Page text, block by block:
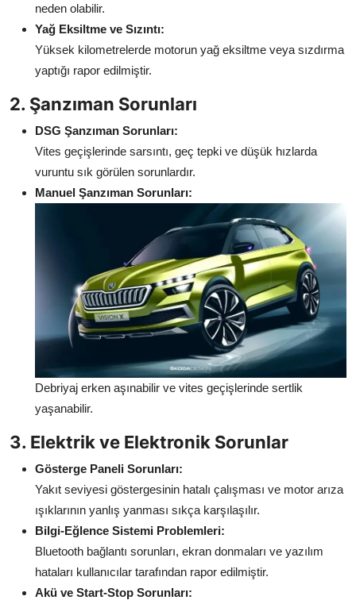
neden olabilir.
Yağ Eksiltme ve Sızıntı:
Yüksek kilometrelerde motorun yağ eksiltme veya sızdırma
yaptığı rapor edilmiştir.
2. Şanzıman Sorunları
DSG Şanzıman Sorunları:
Vites geçişlerinde sarsıntı, geç tepki ve düşük hızlarda
vuruntu sık görülen sorunlardır.
Manuel Şanzıman Sorunları:
Debriyaj erken aşınabilir ve vites geçişlerinde sertlik
yaşanabilir.
3. Elektrik ve Elektronik Sorunlar
Gösterge Paneli Sorunları:
Yakıt seviyesi göstergesinin hatalı çalışması ve motor arıza
ışıklarının yanlış yanması sıkça karşılaşılır.
Bilgi-Eğlence Sistemi Problemleri:
Bluetooth bağlantı sorunları, ekran donmaları ve yazılım
hataları kullanıcılar tarafından rapor edilmiştir.
Akü ve Start-Stop Sorunları: